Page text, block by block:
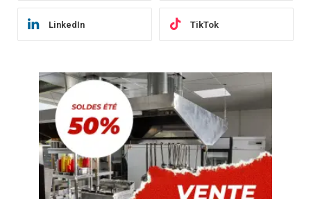
LinkedIn TikTok